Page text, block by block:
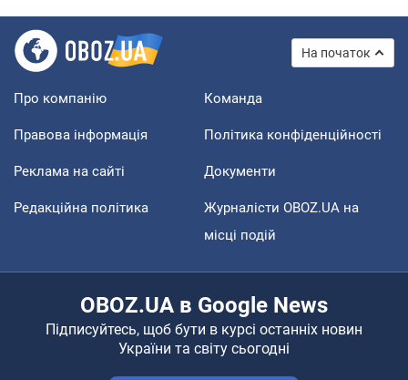
На початок
Про компанію Команда
Правова інформація Політика конфіденційності
Реклама на сайті Документи
Редакційна політика
Журналісти OBOZ.UA на
місці подій
OBOZ.UA в Google News
Підписуйтесь, щоб бути в курсі останніх новин
України та світу сьогодні